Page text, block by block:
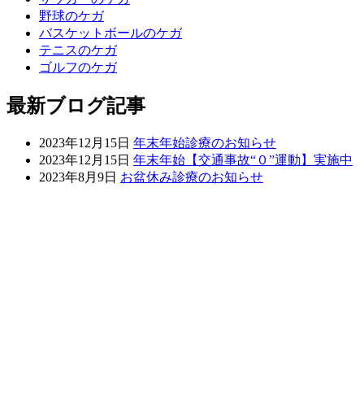
野球のケガ
バスケットボールのケガ
テニスのケガ
ゴルフのケガ
最新ブログ記事
2023年12月15日 年末年始診療のお知らせ
2023年12月15日 年末年始【交通事故“０”運動】実施中
2023年8月9日 お盆休み診療のお知らせ